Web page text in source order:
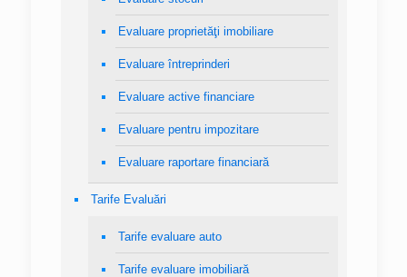
Evaluare proprietăţi imobiliare
Evaluare întreprinderi
Evaluare active financiare
Evaluare pentru impozitare
Evaluare raportare financiară
Tarife Evaluări
Tarife evaluare auto
Tarife evaluare imobiliară